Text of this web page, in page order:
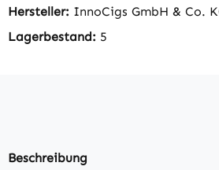
Hersteller: InnoCigs GmbH & Co.
Lagerbestand: 5
Beschreibung